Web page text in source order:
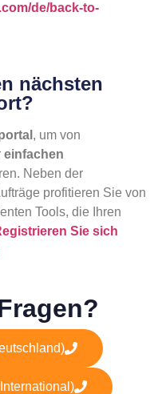
de/back-to-
nächsten
, um von
einfachen
Neben der
profitieren Sie von
Tools, die Ihren
Sie sich